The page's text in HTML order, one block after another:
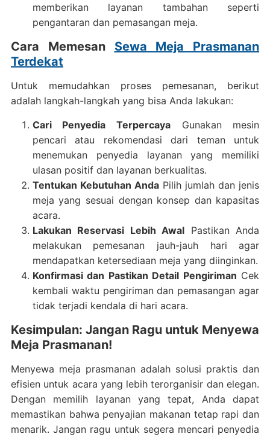
memberikan layanan tambahan seperti
pengantaran dan pemasangan meja.
Cara Memesan Sewa Meja Prasmanan
Terdekat
Untuk memudahkan proses pemesanan, berikut
adalah langkah-langkah yang bisa Anda lakukan:
Cari Penyedia Terpercaya Gunakan mesin
pencari atau rekomendasi dari teman untuk
menemukan penyedia layanan yang memiliki
ulasan positif dan layanan berkualitas.
Tentukan Kebutuhan AndaPilih jumlah dan jenis
meja yang sesuai dengan konsep dan kapasitas
acara.
Lakukan Reservasi Lebih Awal Pastikan Anda
melakukan pemesanan jauh-jauh hari agar
mendapatkan ketersediaan meja yang diinginkan.
Konfirmasi dan Pastikan Detail Pengiriman Cek
kembali waktu pengiriman dan pemasangan agar
tidak terjadi kendala di hari acara.
Kesimpulan: Jangan Ragu untuk Menyewa
Meja Prasmanan!
Menyewa meja prasmanan adalah solusi praktis dan
efisien untuk acara yang lebih terorganisir dan elegan.
Dengan memilih layanan yang tepat, Anda dapat
memastikan bahwa penyajian makanan tetap rapi dan
menarik. Jangan ragu untuk segera mencari penyedia